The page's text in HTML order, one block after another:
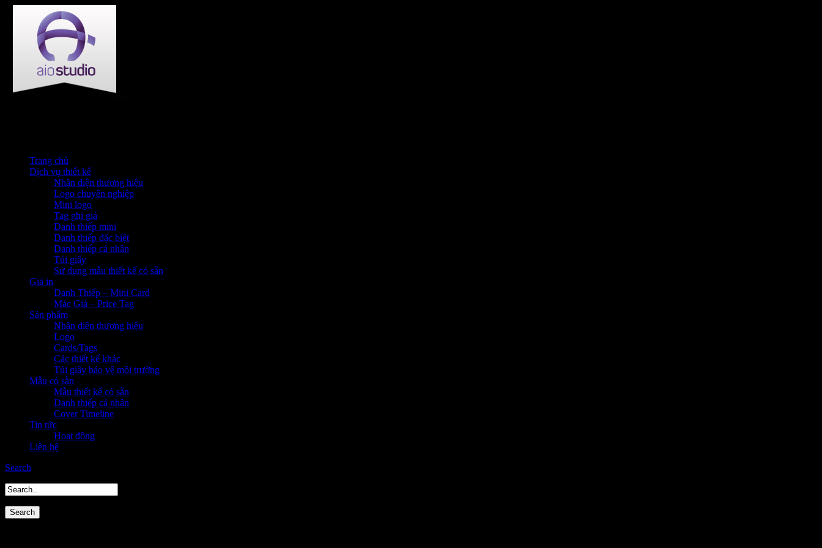
Trang chủ
Dịch vụ thiết kế
Nhận diện thương hiệu
Logo chuyên nghiệp
Mini logo
Tag ghi giá
Danh thiếp mini
Danh thiếp đặc biệt
Danh thiếp cá nhân
Túi giấy
Sử dụng mẫu thiết kế có sẵn
Giá in
Danh Thiếp – Mini Card
Mác Giá – Price Tag
Sản phẩm
Nhận diện thương hiệu
Logo
Cards/Tags
Các thiết kế khác
Túi giấy bảo vệ môi trường
Mẫu có sẵn
Mẫu thiết kế có sẵn
Danh thiếp cá nhân
Cover Timeline
Tin tức
Hoạt động
Liên hệ
Search